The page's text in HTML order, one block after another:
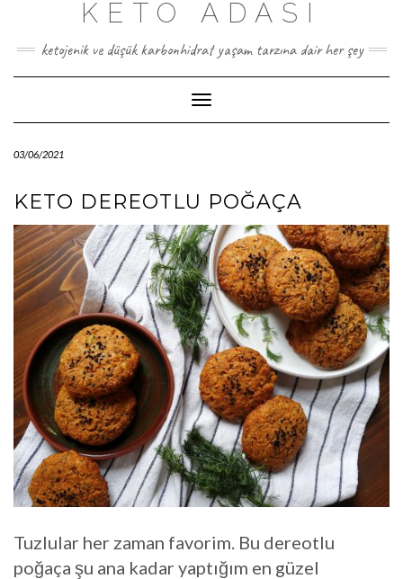
KETO ADASI
ketojenik ve düşük karbonhidrat yaşam tarzına dair her şey
Toggle
Navigation
03/06/2021
KETO DEREOTLU POĞAÇA
Tuzlular her zaman favorim. Bu dereotlu
poğaça şu ana kadar yaptığım en güzel